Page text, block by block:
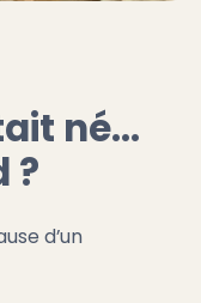
né...
?
d’un